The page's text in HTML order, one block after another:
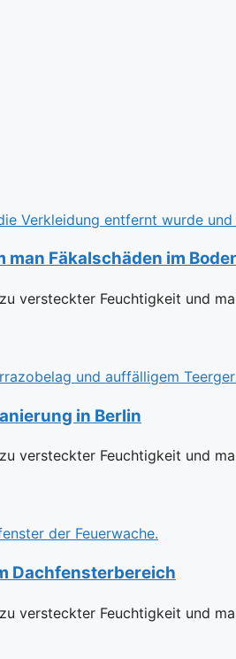
Fäkalschäden im
versteckter Feuchtigkeit und
in Berlin
versteckter Feuchtigkeit und
Dachfensterbereich
versteckter Feuchtigkeit und